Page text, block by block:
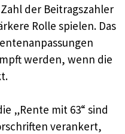
der Beitragszahler
Rolle spielen. Das
werden, wenn die
„Rente mit 63“ sind
verankert,